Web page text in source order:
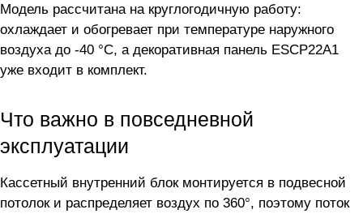
Модель рассчитана на круглогодичную работу:
охлаждает и обогревает при температуре наружного
воздуха до -40 °C, а декоративная панель ESCP22A1
уже входит в комплект.
Что важно в повседневной
эксплуатации
Кассетный внутренний блок монтируется в подвесной
потолок и распределяет воздух по 360°, поэтому поток